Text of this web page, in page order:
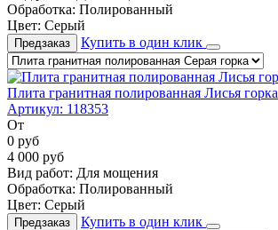
Обработка: Полированный
Цвет: Серый
Предзаказ Купить в один клик
Плита гранитная полированная Лисья горка
Артикул: 118353
От
0 руб
4 000 руб
Вид работ: Для мощения
Обработка: Полированный
Цвет: Серый
Предзаказ Купить в один клик